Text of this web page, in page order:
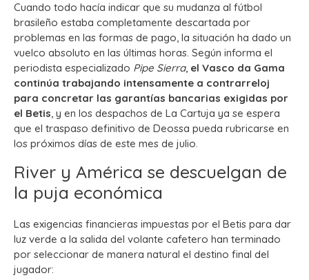
Cuando todo hacía indicar que su mudanza al fútbol
brasileño estaba completamente descartada por
problemas en las formas de pago, la situación ha dado un
vuelco absoluto en las últimas horas. Según informa el
periodista especializado Pipe Sierra, el Vasco da Gama
continúa trabajando intensamente a contrarreloj
para concretar las garantías bancarias exigidas por
el Betis, y en los despachos de La Cartuja ya se espera
que el traspaso definitivo de Deossa pueda rubricarse en
los próximos días de este mes de julio.
River y América se descuelgan de
la puja económica
Las exigencias financieras impuestas por el Betis para dar
luz verde a la salida del volante cafetero han terminado
por seleccionar de manera natural el destino final del
jugador: